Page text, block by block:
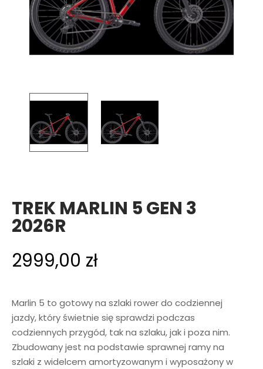
TREK MARLIN 5 GEN 3
2026R
2999,00 zł
Marlin 5 to gotowy na szlaki rower do codziennej
jazdy, który świetnie się sprawdzi podczas
codziennych przygód, tak na szlaku, jak i poza nim.
Zbudowany jest na podstawie sprawnej ramy na
szlaki z widelcem amortyzowanym i wyposażony w